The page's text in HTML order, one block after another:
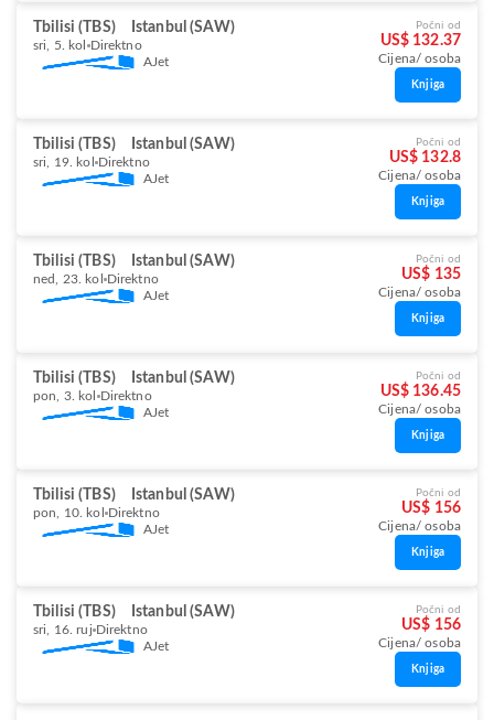
Tbilisi (TBS) Istanbul (SAW)
sri, 5. kol Direktno
AJet
Počni od
US$ 132.37
Cijena/ osoba
Knjiga
Tbilisi (TBS) Istanbul (SAW)
sri, 19. kol Direktno
AJet
Počni od
US$ 132.8
Cijena/ osoba
Knjiga
Tbilisi (TBS) Istanbul (SAW)
ned, 23. kol Direktno
AJet
Počni od
US$ 135
Cijena/ osoba
Knjiga
Tbilisi (TBS) Istanbul (SAW)
pon, 3. kol Direktno
AJet
Počni od
US$ 136.45
Cijena/ osoba
Knjiga
Tbilisi (TBS) Istanbul (SAW)
pon, 10. kol Direktno
AJet
Počni od
US$ 156
Cijena/ osoba
Knjiga
Tbilisi (TBS) Istanbul (SAW)
sri, 16. ruj Direktno
AJet
Počni od
US$ 156
Cijena/ osoba
Knjiga